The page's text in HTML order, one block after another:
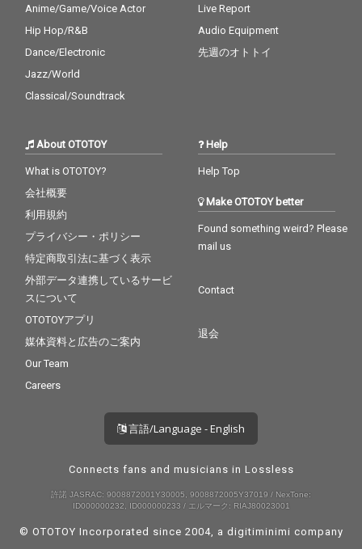
Anime/Game/Voice Actor
Hip Hop/R&B
Dance/Electronic
Jazz/World
Classical/Soundtrack
Live Report
Audio Equipment
先週のオトトイ
About OTOTOY
What is OTOTOY?
会社概要
利用規約
プライバシー・ポリシー
特定商取引法に基づく表示
外部データ連携しているサービ
スについて
OTOTOYアプリ
媒体資料と広告のご案内
Our Team
Careers
Help
Help Top
Make OTOTOY better
Found something weird? Please
mail us
Contact
退会
言語/Language - English
Connects fans and musicians in Lossless
許諾 JASRAC: 9008872001Y30005, 9008872005Y37019 / NexTone:
ID000000232, ID000000233 / エルマーク: RIAJ80023001
© OTOTOY Incorporated since 2004, a digitiminimi company